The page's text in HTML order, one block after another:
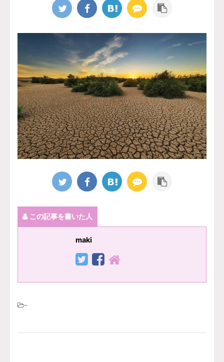
この記事を書いた人
maki
-